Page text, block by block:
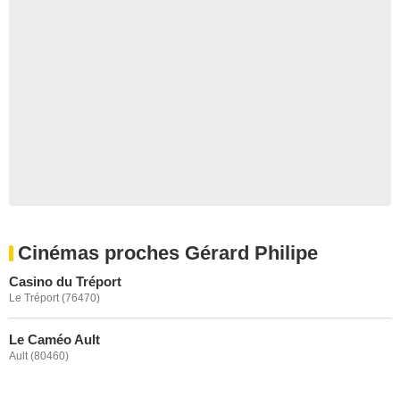
Cinémas proches Gérard Philipe
Casino du Tréport
Le Tréport (76470)
Le Caméo Ault
Ault (80460)